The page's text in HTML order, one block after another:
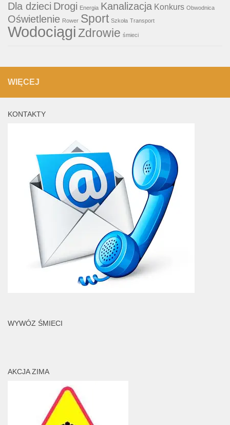
Dla dzieci Drogi Energia Kanalizacja Konkurs Obwodnica
Oświetlenie Rower Sport Szkoła Transport
WodociągiZdrowie śmieci
WIĘCEJ
KONTAKTY
WYWÓZ ŚMIECI
AKCJA ZIMA